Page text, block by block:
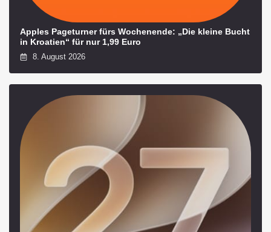
Apples Pageturner fürs Wochenende: „Die kleine Bucht
in Kroatien“ für nur 1,99 Euro
8. August 2026